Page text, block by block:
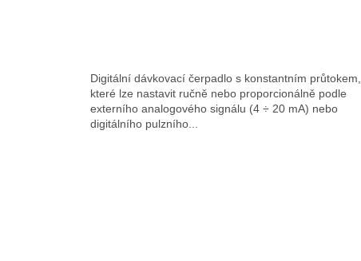
Digitální dávkovací čerpadlo s konstantním průtokem,
které lze nastavit ručně nebo proporcionálně podle
externího analogového signálu (4 ÷ 20 mA) nebo
digitálního pulzního...